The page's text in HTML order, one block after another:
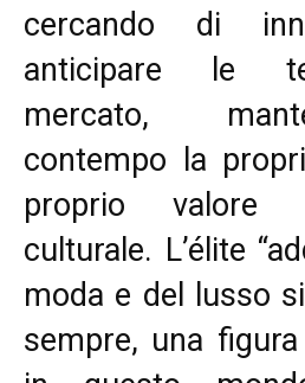
cercando di
anticipare le
mercato,
contempo la
proprio valore
culturale. L’élite
moda e del lusso
sempre, una